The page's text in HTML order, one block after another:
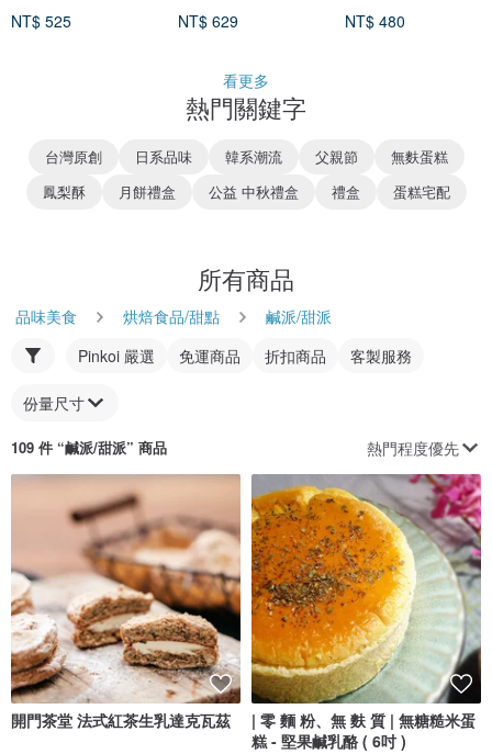
NT$ 525 NT$ 629
NT$ 480
看更多
熱門關鍵字
台灣原創 日系品味 韓系潮流 父親節
無麩蛋糕
鳳梨酥
月餅禮盒 公益 中秋禮盒 禮盒 蛋糕宅配
所有商品
品味美食 烘焙食品/甜點
鹹派/甜派
Pinkoi 嚴選
免運商品 折扣商品 客製服務
份量尺寸
109 件 “鹹派/甜派” 商品 熱門程度優先
開門茶堂 法式紅茶生乳達克瓦茲
| 零 麵 粉、無 麩 質 | 無糖糙米蛋
糕 - 堅果鹹乳酪 ( 6吋 )